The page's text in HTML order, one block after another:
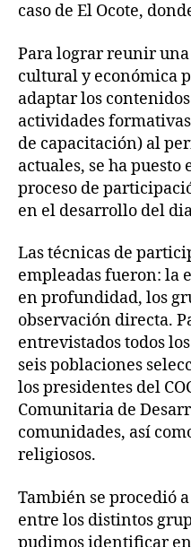
caso de El Ocote,
Para lograr reunir
cultural y económica
adaptar los
actividades
de capacitación) al
actuales, se ha
proceso de
en el desarrollo del
Las técnicas de
empleadas fueron: la
en profundidad, los
observación directa.
entrevistados todos
seis poblaciones
los presidentes del
Comunitaria de
comunidades, así
religiosos.
También se procedió
entre los distintos
pudimos identificar